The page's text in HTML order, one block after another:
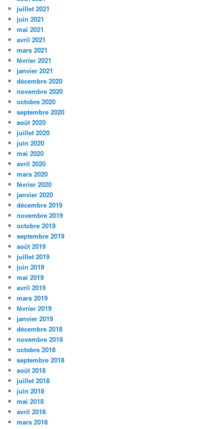
juillet 2021
juin 2021
mai 2021
avril 2021
mars 2021
février 2021
janvier 2021
décembre 2020
novembre 2020
octobre 2020
septembre 2020
août 2020
juillet 2020
juin 2020
mai 2020
avril 2020
mars 2020
février 2020
janvier 2020
décembre 2019
novembre 2019
octobre 2019
septembre 2019
août 2019
juillet 2019
juin 2019
mai 2019
avril 2019
mars 2019
février 2019
janvier 2019
décembre 2018
novembre 2018
octobre 2018
septembre 2018
août 2018
juillet 2018
juin 2018
mai 2018
avril 2018
mars 2018